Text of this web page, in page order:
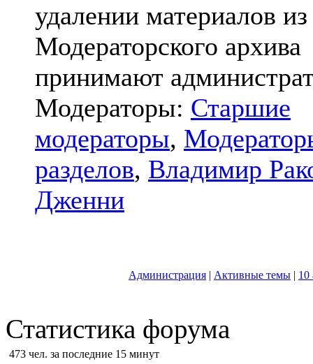
удалении материалов из
Модераторского архива
принимают
Модераторы: Старшие
модераторы,
разделов, Владимир
Дженни
Администрация | Активные темы | 10
Статистика форума
473 чел. за последние 15 минут